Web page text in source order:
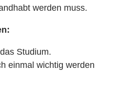
werden muss.
Studium.
einmal wichtig werden